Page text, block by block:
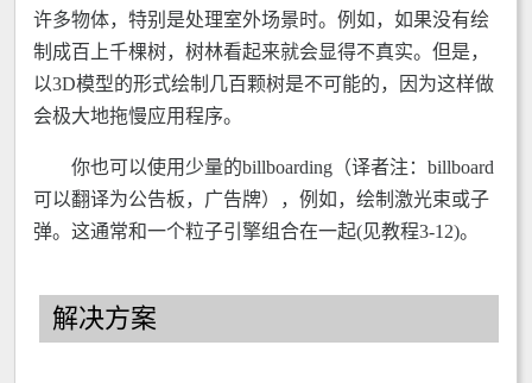
许多物体，特别是处理室外场景时。例如，如果没有绘
制成百上千棵树，树林看起来就会显得不真实。但是，
以3D模型的形式绘制几百颗树是不可能的，因为这样做
会极大地拖慢应用程序。
你也可以使用少量的billboarding（译者注：billboard
可以翻译为公告板，广告牌），例如，绘制激光束或子
弹。这通常和一个粒子引擎组合在一起(见教程3-12)。
解决方案